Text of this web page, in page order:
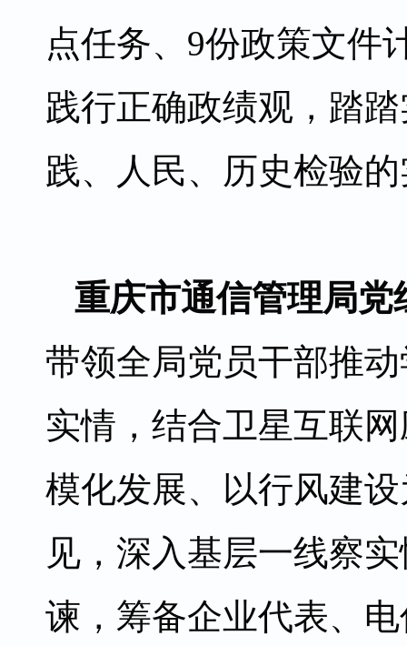
点任务、9份政策文件
践行正确政绩观，踏
践、人民、历史检验
重庆市通信管理局党
带领全局党员干部推
实情，结合卫星互联
模化发展、以行风建
见，深入基层一线察
谏，筹备企业代表、